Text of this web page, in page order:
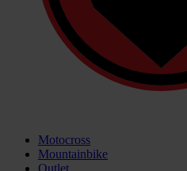
Motocross
Mountainbike
Outlet